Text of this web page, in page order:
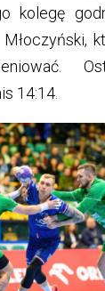
kolegę
14:14.